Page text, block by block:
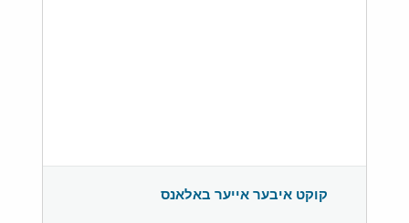
קוקט איבער אייער באלאנס